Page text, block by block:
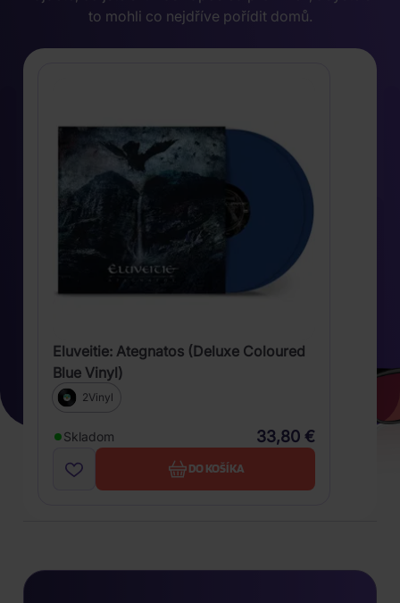
to mohli co nejdříve pořídit domů.
Eluveitie: Ategnatos (Deluxe Coloured
Blue Vinyl)
2Vinyl
Skladom 33,80 €
DO KOŠÍKA